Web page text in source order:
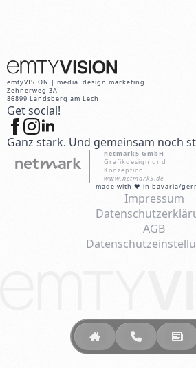
emtyVISION | media. design marketing.
Zehnerweg 3A
86899 Landsberg am Lech
Get social!
Ganz stark. Und gemeinsam noch
netmark5 GmbH
Grafikdesign und
Konzeption
www.netmark5.de
made with 🖤 in bavaria/
Impressum
AGB